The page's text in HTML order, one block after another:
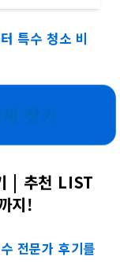
특수 청소 비
| 추천 LIST
지!
전문가 후기를